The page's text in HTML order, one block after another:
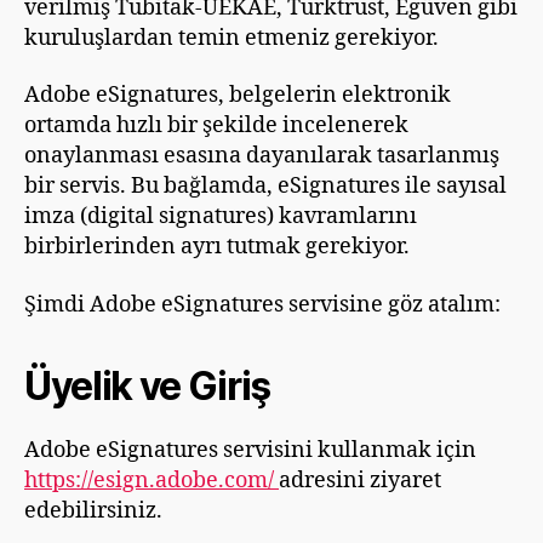
verilmiş Tubitak-UEKAE, Turktrust, Egüven gibi
kuruluşlardan temin etmeniz gerekiyor.
Adobe eSignatures, belgelerin elektronik
ortamda hızlı bir şekilde incelenerek
onaylanması esasına dayanılarak tasarlanmış
bir servis. Bu bağlamda, eSignatures ile sayısal
imza (digital signatures) kavramlarını
birbirlerinden ayrı tutmak gerekiyor.
Şimdi Adobe eSignatures servisine göz atalım:
Üyelik ve Giriş
Adobe eSignatures servisini kullanmak için
https://esign.adobe.com/ adresini ziyaret
edebilirsiniz.